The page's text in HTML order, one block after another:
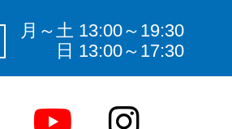
月～土 13:00～19:30
日 13:00～17:30